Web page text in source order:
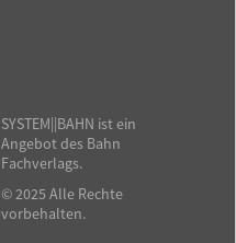
SYSTEM||BAHN ist ein
Angebot des Bahn
Fachverlags.
© 2025 Alle Rechte
vorbehalten.